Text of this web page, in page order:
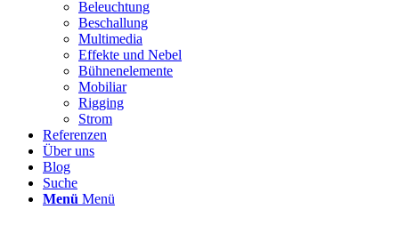
Beleuchtung
Beschallung
Multimedia
Effekte und Nebel
Bühnenelemente
Mobiliar
Rigging
Strom
Referenzen
Über uns
Blog
Suche
Menü Menü